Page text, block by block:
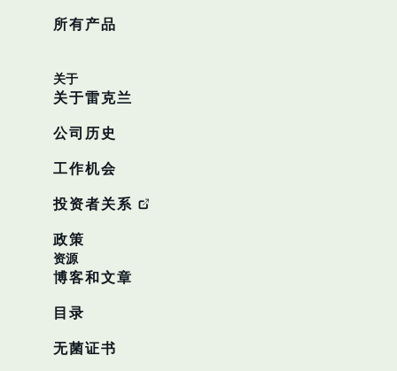
所有产品
关于
关于雷克兰
公司历史
工作机会
投资者关系
政策
资源
博客和文章
目录
无菌证书